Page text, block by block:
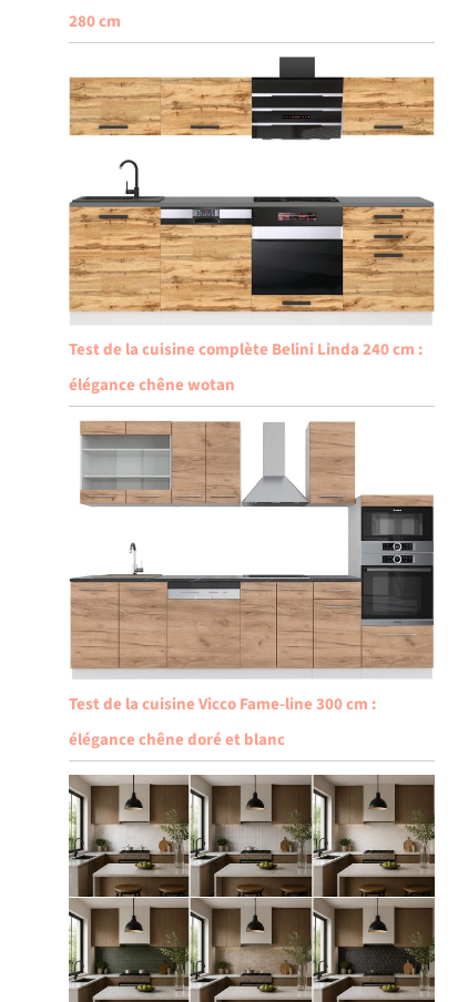
280 cm
Test de la cuisine complète Belini Linda 240 cm :
élégance chêne wotan
Test de la cuisine Vicco Fame-line 300 cm :
élégance chêne doré et blanc